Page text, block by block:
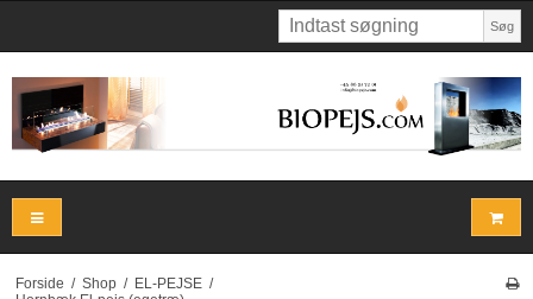
Søg
Forside / Shop / EL-PEJSE /